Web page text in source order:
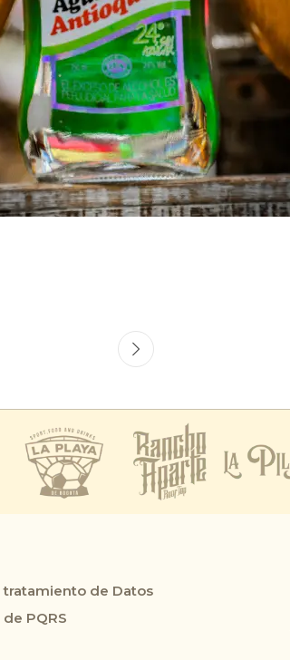
tratamiento de Datos
PQRS